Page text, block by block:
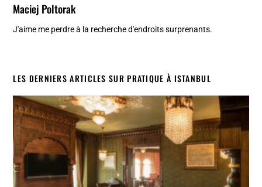
Maciej Poltorak
J'aime me perdre à la recherche d'endroits surprenants.
LES DERNIERS ARTICLES SUR PRATIQUE À ISTANBUL